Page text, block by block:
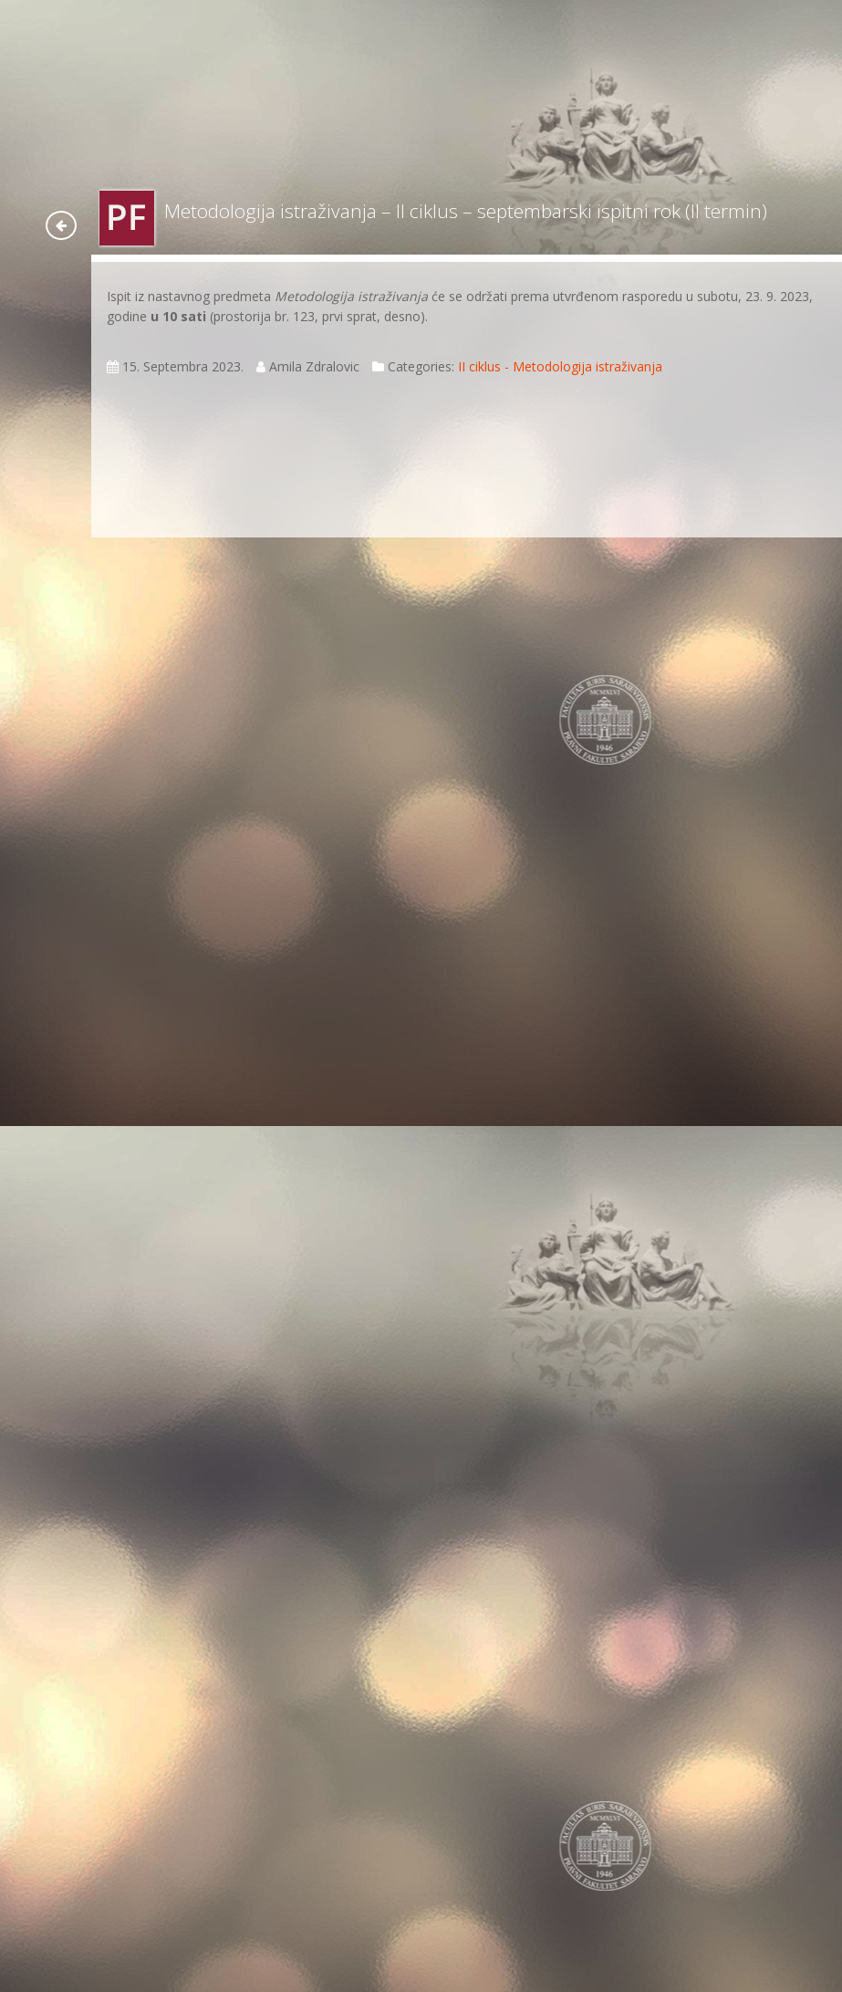
Metodologija istraživanja – II ciklus – septembarski ispitni rok (II termin)
Ispit iz nastavnog predmeta Metodologija istraživanja će se održati prema utvrđenom rasporedu u subotu, 23. 9. 2023,
godine u 10 sati (prostorija br. 123, prvi sprat, desno).
15. Septembra 2023. Amila Zdralovic Categories: II ciklus - Metodologija istraživanja